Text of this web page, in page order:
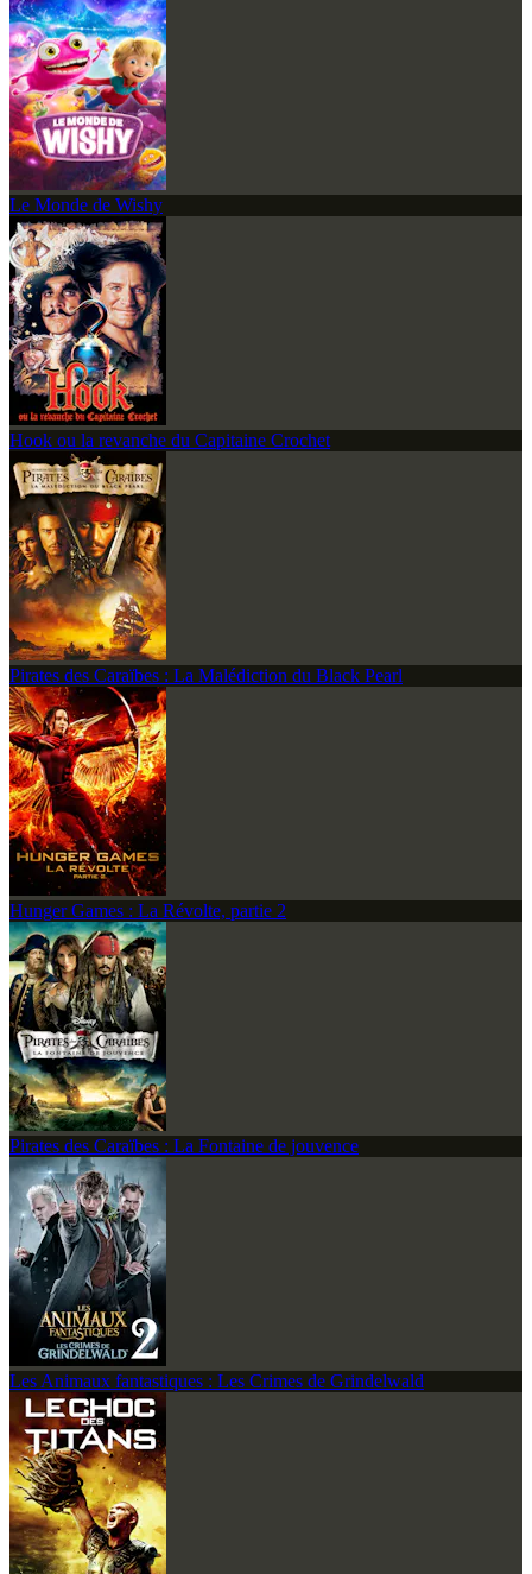
Le Monde de Wishy
Hook ou la revanche du Capitaine Crochet
Pirates des Caraïbes : La Malédiction du Black Pearl
Hunger Games : La Révolte, partie 2
Pirates des Caraïbes : La Fontaine de jouvence
Les Animaux fantastiques : Les Crimes de Grindelwald